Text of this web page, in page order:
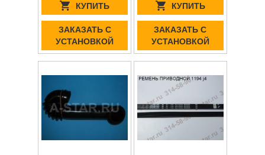
КУПИТЬ
ЗАКАЗАТЬ С
УСТАНОВКОЙ
КУПИТЬ
ЗАКАЗАТЬ С
УСТАНОВКОЙ